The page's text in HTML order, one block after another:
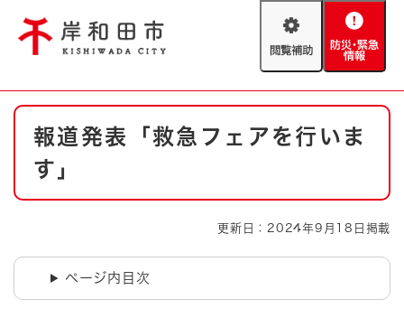
閲
助
防
緊
情
やさしい日本語
防災・緊急情報 救急・消防
本
報道発表「救急フェアを行いま
す」
更新日：2024年9月18日掲載
ページ内目次